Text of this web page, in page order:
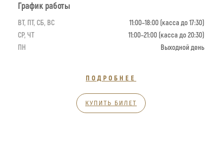
График работы
ВТ, ПТ, СБ, ВС
11:00–18:00 (касса до 17:30)
СР, ЧТ
11:00–21:00 (касса до 20:30)
ПН
Выходной день
ПОДРОБНЕЕ
КУПИТЬ БИЛЕТ